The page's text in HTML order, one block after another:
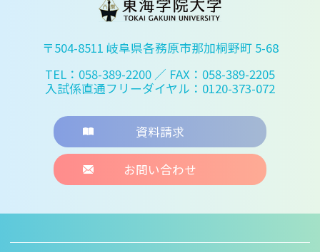
〒504-8511 岐阜県各務原市那加桐野町 5-68
TEL：058-389-2200 ／ FAX：058-389-2205
入試係直通フリーダイヤル：0120-373-072
資料請求
お問い合わせ